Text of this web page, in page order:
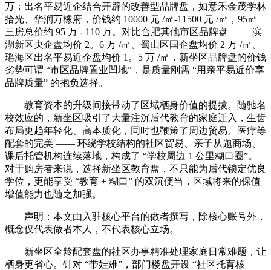
万；出名平易近企结合开辟的改善型品牌盘，如意禾金茂学林
拾光、华润万橡府，价钱约 10000 元 /㎡-11500 元 /㎡，95㎡
三房总价约 95 万 - 110 万。对比合肥其他市区品牌盘 —— 滨
湖新区央企盘均价 2。6 万 /㎡、蜀山区国企盘均价 2 万 /㎡、
瑶海区出名平易近企盘均价 1。5 万 /㎡，新坐区品牌盘的价钱
劣势可谓 “市区品牌置业凹地”，是质量刚需 “用亲平易近价享
品牌质量” 的抱负选择。
教育资本的升级间接带动了区域栖身价值的提拔。随驰名
校效应的，新坐区吸引了大量注沉后代教育的家庭迁入，生齿
布局更趋年轻化、高本质化，同时也鞭策了周边贸易、医疗等
配套的完美 —— 环绕学校结构的社区贸易、亲子从题商场、
课后托管机构连续落地，构成了 “学校周边 1 公里糊口圈”。
对于购房者来说，选择新坐区教育盘，不只能为后代锁定优良
学位，更能享受 “教育 + 糊口” 的双沉便当，区域将来的保值
增值能力也随之加强。
声明：本文由入驻核心平台的做者撰写，除核心账号外，
概念仅代表做者本人，不代表核心立场。
新坐区全龄配套盘的社区办事精准处理家庭日常难题，让
栖身更省心。针对 “带娃难”，部门楼盘开设 “社区托育核